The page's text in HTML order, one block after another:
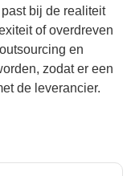
bij de realiteit
of overdreven
en
zodat er een
de leverancier.